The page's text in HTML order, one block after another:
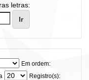
letras:
Em ordem:
Registro(s):